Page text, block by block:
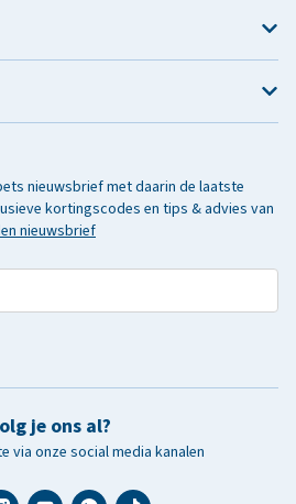
nieuwsbrief met daarin de laatste
kortingscodes en tips & advies van
nieuwsbrief
je ons al?
via onze social media kanalen